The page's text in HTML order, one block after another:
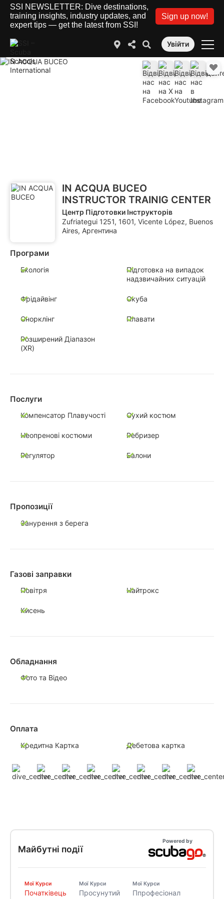
SSI NEWSLETTER: Dive destinations,
training insights, industry updates, and
expert tips — get the latest from SSI!
Sign up now!
Увійти
IN ACQUA BUCEO
INSTRUCTOR TRAINIG CENTER
Центр Підготовки Інструкторів
Zufriategui 1251, 1601, Vicente López, Buenos
Aires, Аргентина
Програми
Екологія
Підготовка на випадок
надзвичайних ситуацій
Фрідайвінг Скуба
Снорклінг Плавати
Розширений Діапазон
(XR)
Послуги
Компенсатор Плавучості Сухий костюм
Неопренові костюми Ребризер
Регулятор Балони
Пропозиції
Занурення з берега
Газові заправки
Повітря Найтрокс
Кисень
Обладнання
Фото та Відео
Оплата
Кредитна Картка Дебетова картка
Майбутні події
Powered by
Мої Курси
Початківець
Мої Курси
Просунутий
Мої Курси
Ппрофесіонал